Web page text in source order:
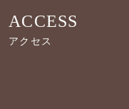
ACCESS
アクセス